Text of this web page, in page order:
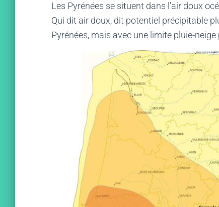
Les Pyrénées se situent dans l’air doux
Qui dit air doux, dit potentiel précipitable
Pyrénées, mais avec une limite pluie-neige